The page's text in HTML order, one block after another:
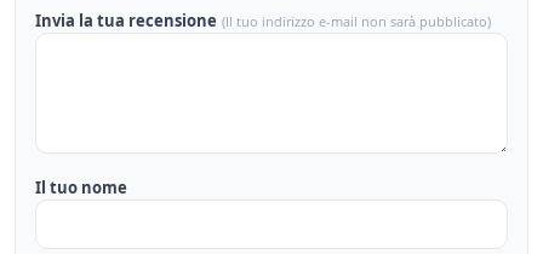
Invia la tua recensione (Il tuo indirizzo e-mail non sarà pubblicato)
Il tuo nome